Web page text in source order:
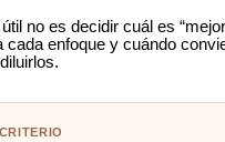
no es decidir cuál es
cada enfoque y cuándo